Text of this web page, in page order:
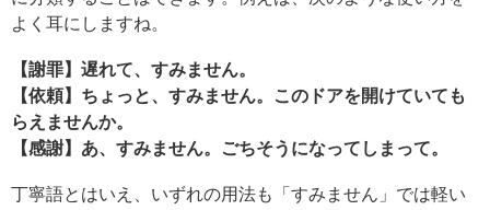
よく耳にしますね。
【謝罪】遅れて、すみません。
【依頼】ちょっと、すみません。このドアを開けていても
らえませんか。
【感謝】あ、すみません。ごちそうになってしまって。
丁寧語とはいえ、いずれの用法も「すみません」では軽い